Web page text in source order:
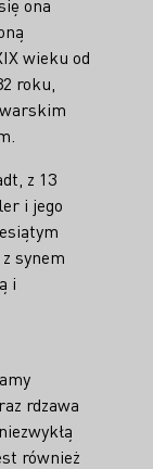
ona
wieku od
roku,
z 13
i jego
synem
i
rdzawa
również